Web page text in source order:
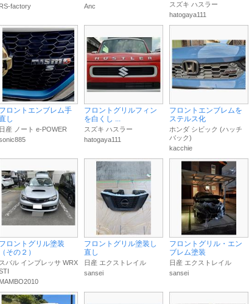
RS-factory
Anc
スズキ ハスラー
hatogaya111
フロントエンブレム手
し
日産 ノート e-POWER
フロントグリルフィン
を白くし ...
スズキ ハスラー
hatogaya111
フロントエンブレムを
ステルス化
ホンダ シビック (ハッチ
バック)
kacchie
フロントグリル塗装
（その２）
スバル インプレッサ WRX
MAMBO2010
フロントグリル塗装し
直し
日産 エクストレイル
sansei
フロントグリル・エン
ブレム塗装
日産 エクストレイル
sansei